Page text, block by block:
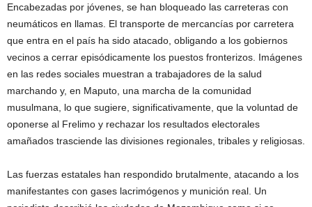
Encabezadas por jóvenes, se han bloqueado las carreteras con
neumáticos en llamas. El transporte de mercancías por carretera
que entra en el país ha sido atacado, obligando a los gobiernos
vecinos a cerrar episódicamente los puestos fronterizos. Imágenes
en las redes sociales muestran a trabajadores de la salud
marchando y, en Maputo, una marcha de la comunidad
musulmana, lo que sugiere, significativamente, que la voluntad de
oponerse al Frelimo y rechazar los resultados electorales
amañados trasciende las divisiones regionales, tribales y religiosas.
Las fuerzas estatales han respondido brutalmente, atacando a los
manifestantes con gases lacrimógenos y munición real. Un